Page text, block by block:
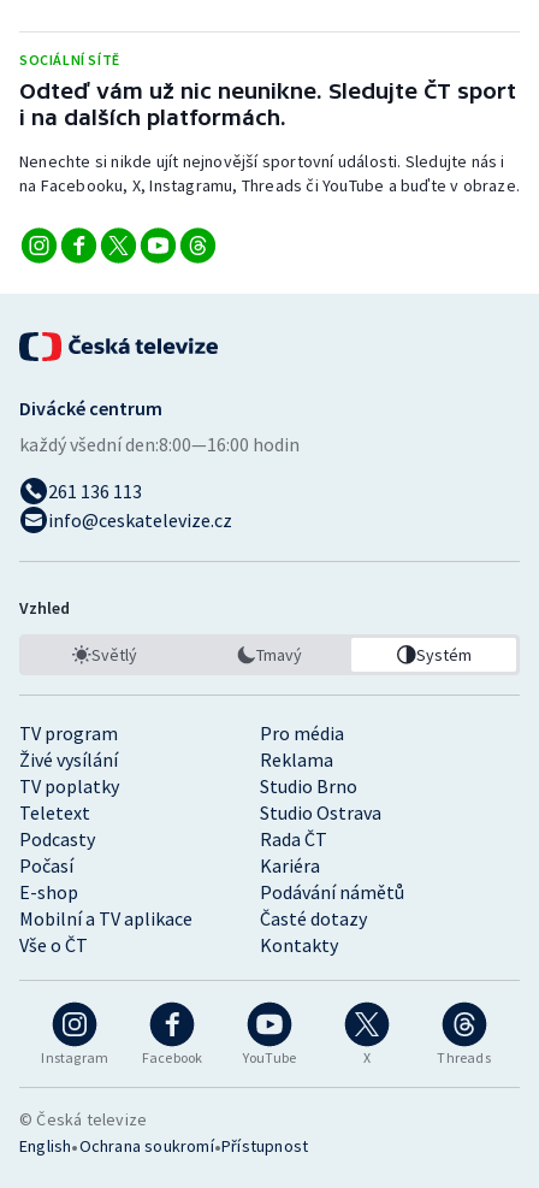
SOCIÁLNÍ SÍTĚ
Odteď vám už nic neunikne. Sledujte ČT sport
i na dalších platformách.
Nenechte si nikde ujít nejnovější sportovní události. Sledujte nás i
na Facebooku, X, Instagramu, Threads či YouTube a buďte v obraze.
Instagram Facebook YouTube X Threads
TV program
Pro média
Živé vysílání
Reklama
TV poplatky
Studio Brno
Teletext
Studio Ostrava
Podcasty
Rada ČT
Počasí
Kariéra
E-shop
Podávání námětů
Mobilní a TV aplikace
Časté dotazy
Vše o ČT
Kontakty
Divácké centrum
každý všední den:8:00—16:00 hodin
261 136 113
info@ceskatelevize.cz
Vzhled
Světlý Tmavý Systém
© Česká televize
English•Ochrana soukromí•Přístupnost